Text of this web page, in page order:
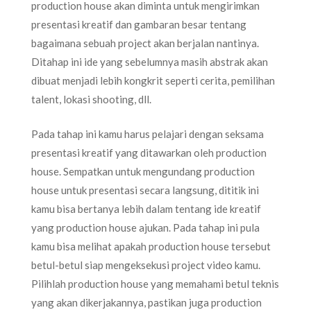
production house akan diminta untuk mengirimkan
presentasi kreatif dan gambaran besar tentang
bagaimana sebuah project akan berjalan nantinya.
Ditahap ini ide yang sebelumnya masih abstrak akan
dibuat menjadi lebih kongkrit seperti cerita, pemilihan
talent, lokasi shooting, dll.
Pada tahap ini kamu harus pelajari dengan seksama
presentasi kreatif yang ditawarkan oleh production
house. Sempatkan untuk mengundang production
house untuk presentasi secara langsung, dititik ini
kamu bisa bertanya lebih dalam tentang ide kreatif
yang production house ajukan. Pada tahap ini pula
kamu bisa melihat apakah production house tersebut
betul-betul siap mengeksekusi project video kamu.
Pilihlah production house yang memahami betul teknis
yang akan dikerjakannya, pastikan juga production